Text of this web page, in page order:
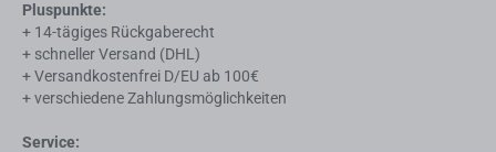
Pluspunkte:
+ 14-tägiges Rückgaberecht
+ schneller Versand (DHL)
+ Versandkostenfrei D/EU ab 100€
+ verschiedene Zahlungsmöglichkeiten
Service: